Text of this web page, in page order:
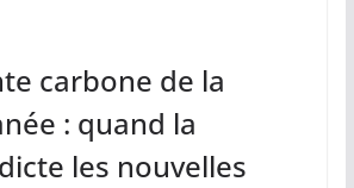
carbone de la
: quand la
les nouvelles